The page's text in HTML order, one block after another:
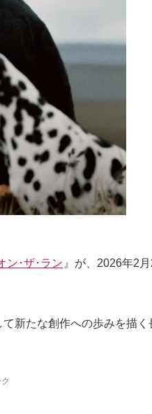
ン･ザ･ラン 』が、2026年2
新たな創作への歩みを描